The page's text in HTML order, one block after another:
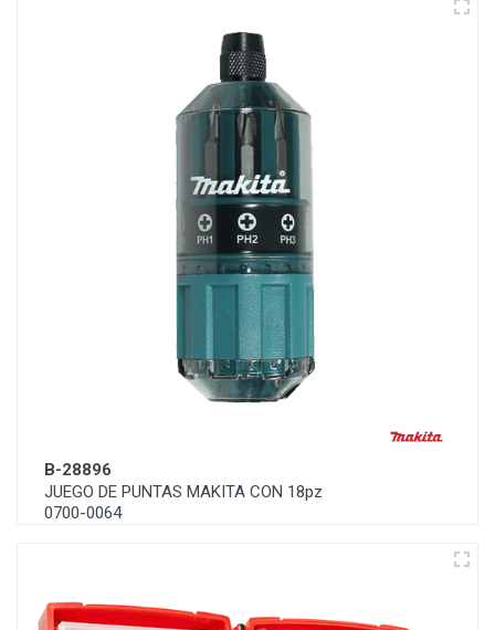
B-28896
JUEGO DE PUNTAS MAKITA CON 18pz
0700-0064